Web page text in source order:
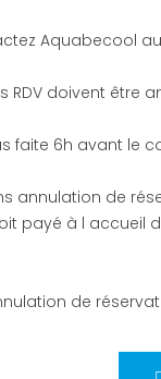
Aquabecool
doivent être
faite 6h avant
annulation de
payé à l accueil
de